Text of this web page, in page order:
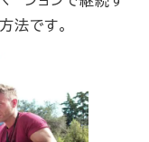
法です。